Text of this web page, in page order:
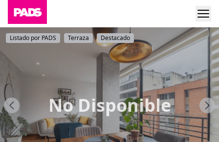
No Disponible
Listado por PADS Terraza Destacado